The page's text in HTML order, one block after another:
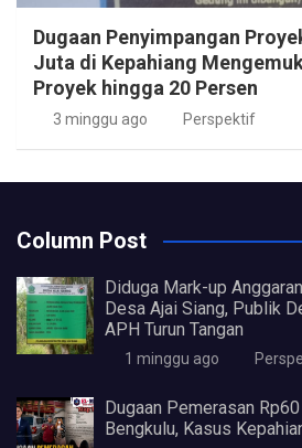
Dugaan Penyimpangan
Juta di Kepahiang
Proyek hingga 20 Persen
3 minggu ago Perspektif
Column Post
Diduga Mark-up
Desa Ajai Siang, Publik
APH Turun Tangan
1 minggu ago
Dugaan Pemerasan
Bengkulu, Kasus